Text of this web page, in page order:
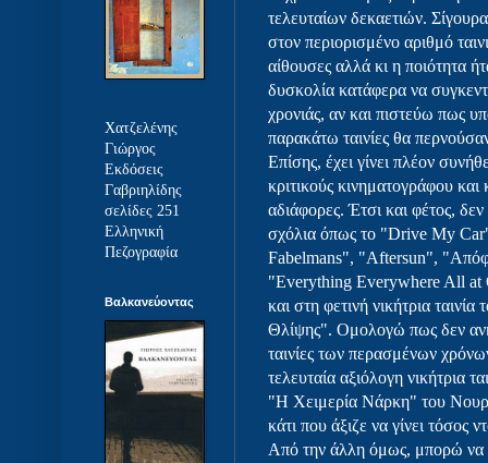
τελευταίων δεκαετιών.
στον περιορισμένο αριθμό
αίθουσες αλλά κι η ποιότητα
δυσκολία κατάφερα να
χρονιάς, αν και πιστεύω πως
παρακάτω ταινίες θα
Επίσης, έχει γίνει πλέον
κριτικούς κινηματογράφου
αδιάφορες. Έτσι και φέτος,
σχόλια όπως το "Drive My
Fabelmans", "Aftersun",
"Everything Everywhere All at
και στη φετινή νικήτρια
Θλίψης". Ομολογώ πως δεν
ταινίες των περασμένων
τελευταία αξιόλογη νικήτρια
"Η Χειμερία Νάρκη" του
κάτι που άξιζε να γίνει τόσος
Από την άλλη όμως, μπορώ να
Χατζελένης
Γιώργος
Εκδόσεις
Γαβριηλίδης
σελίδες 251
Ελληνική
Πεζογραφία
Βαλκανεύοντας